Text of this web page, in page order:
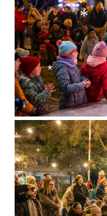
*
*
* *
*
*